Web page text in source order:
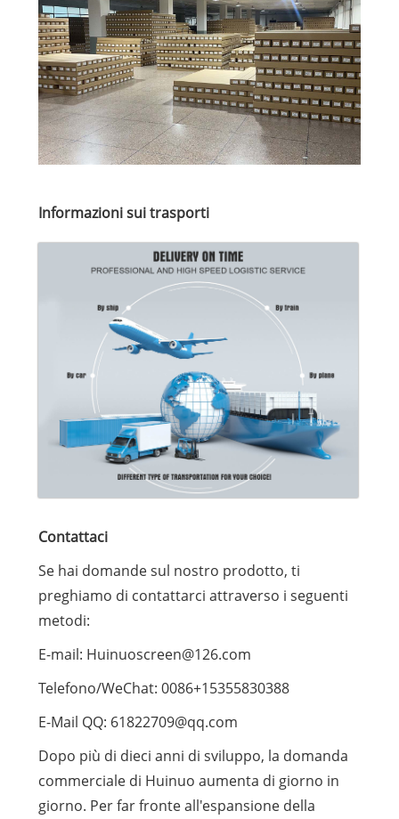
Informazioni sui trasporti
Contattaci
Se hai domande sul nostro prodotto, ti
preghiamo di contattarci attraverso i seguenti
metodi:
E-mail: Huinuoscreen@126.com
Telefono/WeChat: 0086+15355830388
E-Mail QQ: 61822709@qq.com
Dopo più di dieci anni di sviluppo, la domanda
commerciale di Huinuo aumenta di giorno in
giorno. Per far fronte all'espansione della